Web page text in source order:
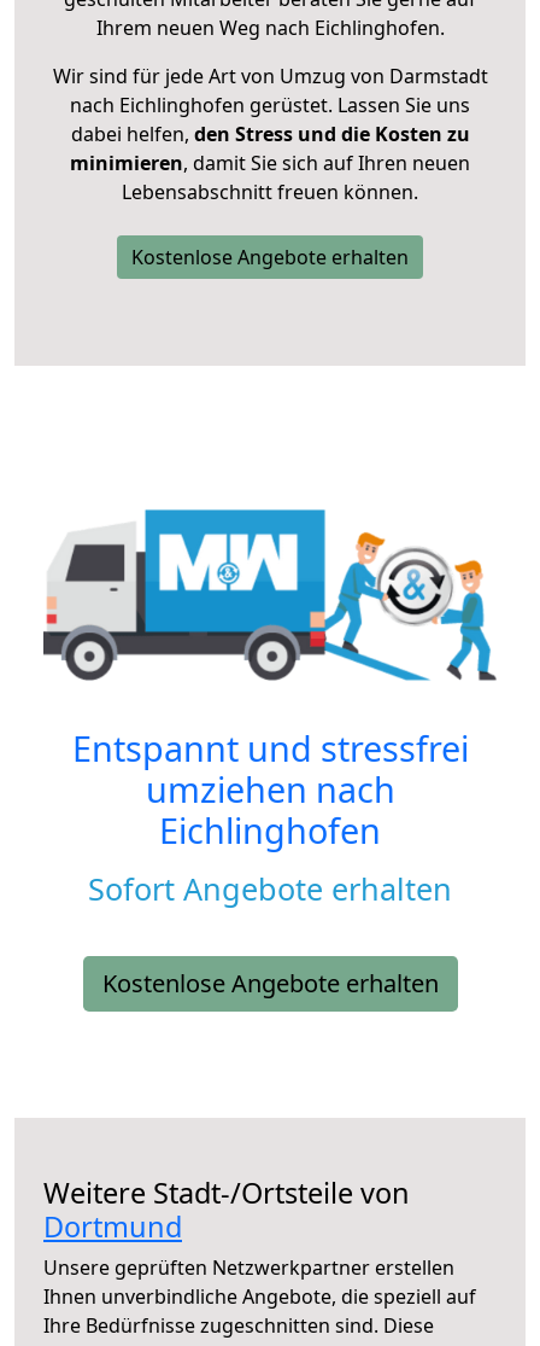
Ihrem neuen Weg nach Eichlinghofen.
Wir sind für jede Art von Umzug von Darmstadt
nach Eichlinghofen gerüstet. Lassen Sie uns
dabei helfen, den Stress und die Kosten zu
minimieren, damit Sie sich auf Ihren neuen
Lebensabschnitt freuen können.
Kostenlose Angebote erhalten
Entspannt und stressfrei
umziehen nach
Eichlinghofen
Sofort Angebote erhalten
Kostenlose Angebote erhalten
Weitere Stadt-/Ortsteile von
Dortmund
Unsere geprüften Netzwerkpartner erstellen
Ihnen unverbindliche Angebote, die speziell auf
Ihre Bedürfnisse zugeschnitten sind. Diese